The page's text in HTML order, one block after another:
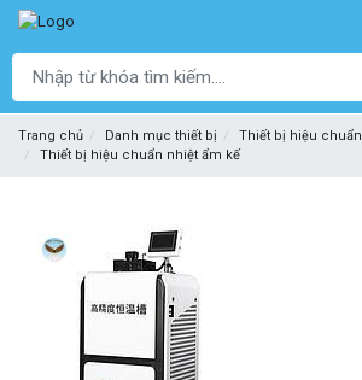
Trang chủ Danh mục thiết bị
Thiết bị hiệu chuẩn
Thiết bị hiệu chuẩn nhiệt ẩm kế